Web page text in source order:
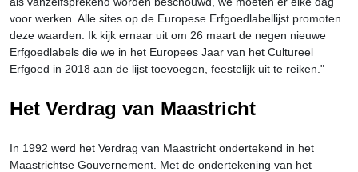
voor werken. Alle sites op de Europese Erfgoedlabellijst promoten
deze waarden. Ik kijk ernaar uit om 26 maart de negen nieuwe
Erfgoedlabels die we in het Europees Jaar van het Cultureel
Erfgoed in 2018 aan de lijst toevoegen, feestelijk uit te reiken."
Het Verdrag van Maastricht
In 1992 werd het Verdrag van Maastricht ondertekend in het
Maastrichtse Gouvernement. Met de ondertekening van het